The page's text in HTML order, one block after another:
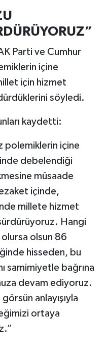
Parti ve Cumhur
içine
için hizmet
söyledi.
kaydetti:
polemiklerin içine
debelendiği
müsaade
içinde,
millete hizmet
Hangi
olsun 86
hisseden, bu
samimiyetle bağrına
devam ediyoruz.
anlayışıyla
ortaya